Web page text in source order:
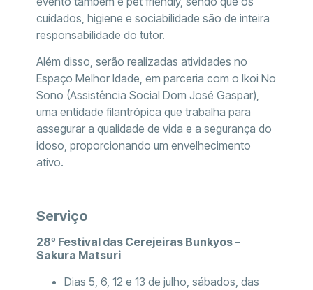
cuidados, higiene e sociabilidade são de inteira
responsabilidade do tutor.
Além disso, serão realizadas atividades no
Espaço Melhor Idade, em parceria com o Ikoi No
Sono (Assistência Social Dom José Gaspar),
uma entidade filantrópica que trabalha para
assegurar a qualidade de vida e a segurança do
idoso, proporcionando um envelhecimento
ativo.
Serviço
28º Festival das Cerejeiras Bunkyos –
Sakura Matsuri
Dias 5, 6, 12 e 13 de julho, sábados, das